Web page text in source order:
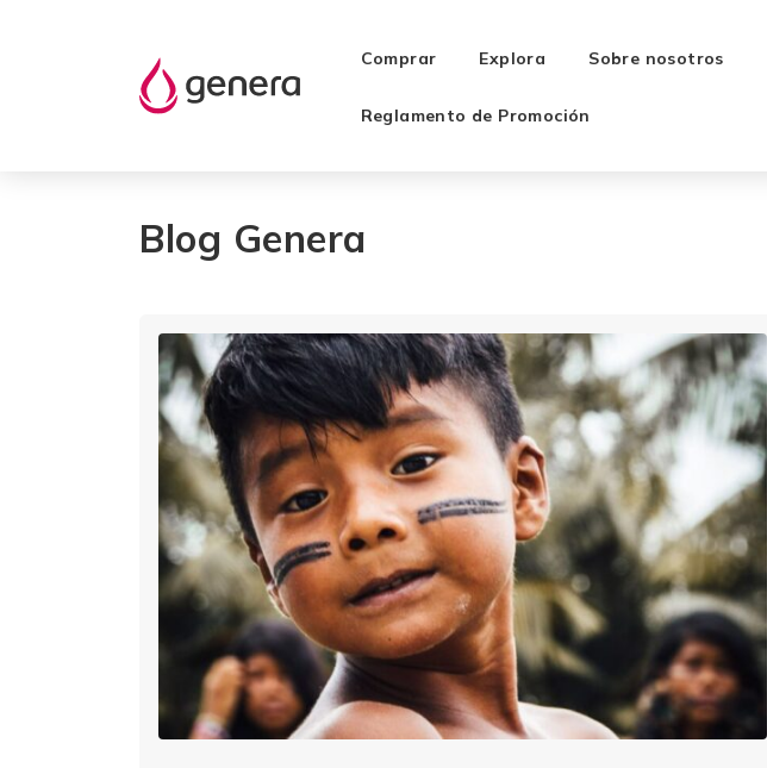
Comprar Explora Sobre nosotros
Reglamento de Promoción
Blog Genera